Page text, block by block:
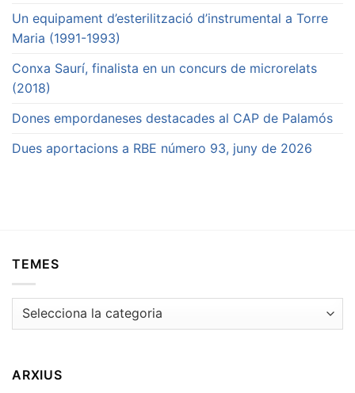
Un equipament d’esterilització d’instrumental a Torre
Maria (1991-1993)
Conxa Saurí, finalista en un concurs de microrelats
(2018)
Dones empordaneses destacades al CAP de Palamós
Dues aportacions a RBE número 93, juny de 2026
TEMES
Temes
ARXIUS